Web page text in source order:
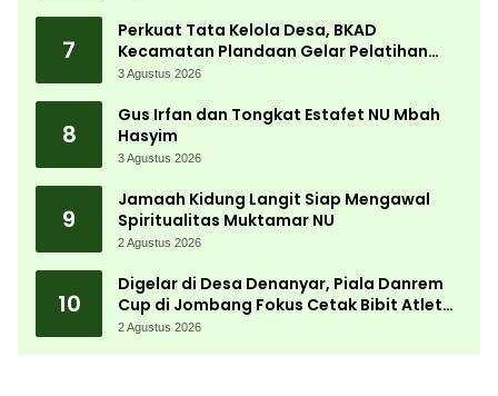
7
Perkuat Tata Kelola Desa, BKAD
Kecamatan Plandaan Gelar Pelatihan
Aparatur Pemdes
3 Agustus 2026
8
Gus Irfan dan Tongkat Estafet NU Mbah
Hasyim
3 Agustus 2026
9
Jamaah Kidung Langit Siap Mengawal
Spiritualitas Muktamar NU
2 Agustus 2026
10
Digelar di Desa Denanyar, Piala Danrem
Cup di Jombang Fokus Cetak Bibit Atlet
Menembak Berprestasi
2 Agustus 2026